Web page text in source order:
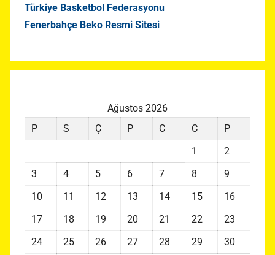
Türkiye Basketbol Federasyonu
Fenerbahçe Beko Resmi Sitesi
Ağustos 2026
P
S Ç P C C
P
1
2
3
4 5 6 7 8
9
10
11 12 13 14 15
16
17
18 19 20 21 22
23
24
25 26 27 28 29
30